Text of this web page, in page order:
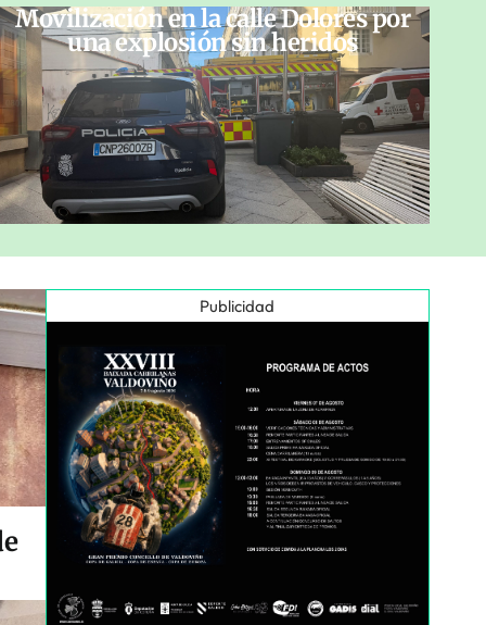
Movilización en la calle Dolores por
una explosión sin heridos
Publicidad